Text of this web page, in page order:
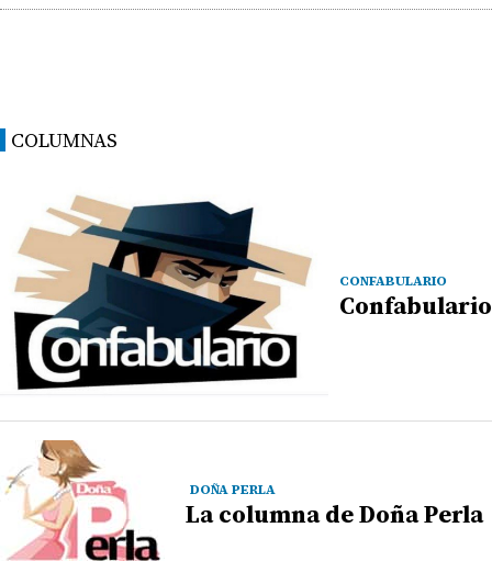
COLUMNAS
CONFABULARIO
Confabulario
DOÑA PERLA
La columna de Doña Perla